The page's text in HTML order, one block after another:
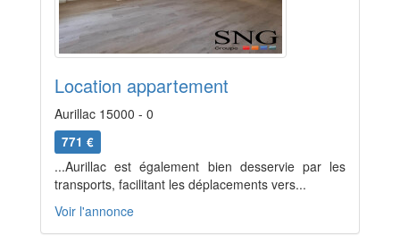
Location appartement
Aurillac 15000 - 0
771 €
...Aurillac est également bien desservie par les
transports, facilitant les déplacements vers...
Voir l'annonce